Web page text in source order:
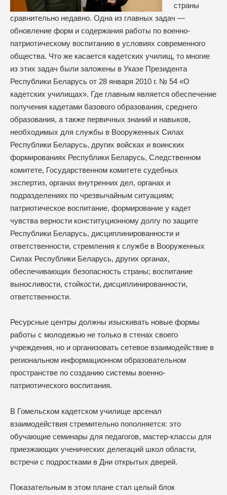
страны
сравнительно недавно. Одна из главных задач —
обновление форм и содержания работы по военно-
патриотическому воспитанию в условиях современного
общества. Что же касается кадетских училищ, то многие
из этих задач были заложены в Указе Президента
Республики Беларусь от 28 января 2010 г. № 54 «О
кадетских училищах». Где главным является обеспечение
получения кадетами базового образования, среднего
образования, а также первичных знаний и навыков,
необходимых для службы в Вооруженных Силах
Республики Беларусь, других войсках и воинских
формированиях Республики Беларусь, Следственном
комитете, Государственном комитете судебных
экспертиз, органах внутренних дел, органах и
подразделениях по чрезвычайным ситуациям;
патриотическое воспитание, формирование у кадет
чувства верности конституционному долгу по защите
Республики Беларусь, дисциплинированности и
ответственности, стремления к службе в Вооруженных
Силах Республики Беларусь, других органах,
обеспечивающих безопасность страны; воспитание
выносливости, стойкости, дисциплинированности,
ответственности.
Ресурсные центры должны изыскивать новые формы
работы с молодежью не только в стенах своего
учреждения, но и организовать сетевое взаимодействие в
региональном информационном образовательном
пространстве по созданию системы военно-
патриотического воспитания.
В Гомельском кадетском училище арсенал
взаимодействия стремительно пополняется: это
обучающие семинары для педагогов, мастер-классы для
приезжающих ученических делегаций школ области,
встречи с подростками в Дни открытых дверей.
Показательным в этом плане стал целый блок